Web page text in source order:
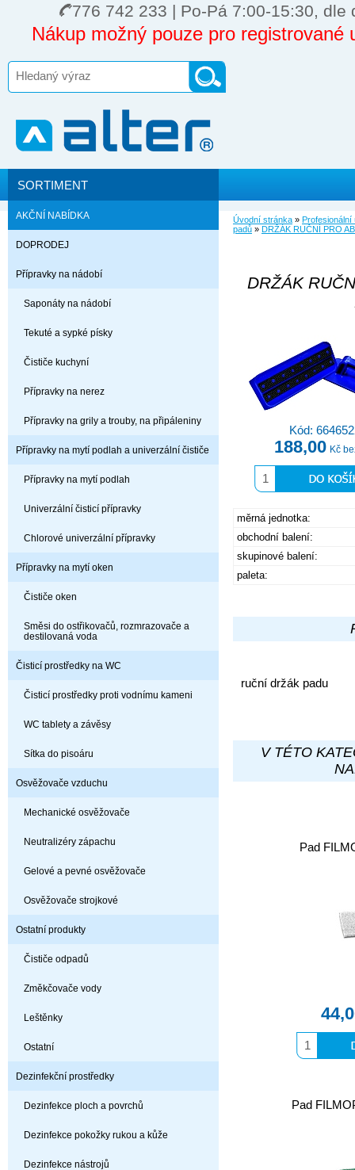
776 742 233 | Po-Pá 7:00-15:30, dle
Nákup možný pouze pro registrované
SORTIMENT
AKČNÍ NABÍDKA
DOPRODEJ
Přípravky na nádobí
Saponáty na nádobí
Tekuté a sypké písky
Čističe kuchyní
Přípravky na nerez
Přípravky na grily a trouby, na připáleniny
Přípravky na mytí podlah a univerzální čističe
Přípravky na mytí podlah
Univerzální čisticí přípravky
Chlorové univerzální přípravky
Přípravky na mytí oken
Čističe oken
Směsi do ostřikovačů, rozmrazovače a
destilovaná voda
Čisticí prostředky na WC
Čisticí prostředky proti vodnímu kameni
WC tablety a závěsy
Sítka do pisoáru
Osvěžovače vzduchu
Mechanické osvěžovače
Neutralizéry zápachu
Gelové a pevné osvěžovače
Osvěžovače strojkové
Ostatní produkty
Čističe odpadů
Změkčovače vody
Leštěnky
Ostatní
Dezinfekční prostředky
Dezinfekce ploch a povrchů
Dezinfekce pokožky rukou a kůže
Dezinfekce nástrojů
Úvodní stránka » Profesionální
padů » DRŽÁK RUČNÍ PRO
DRŽÁK
Kód:
188,00 Kč
měrná jednotka:
obchodní balení:
skupinové balení:
paleta:
ruční držák padu
V TÉTO
Pad
Pad